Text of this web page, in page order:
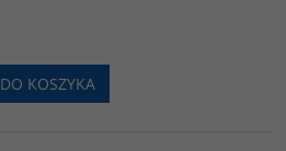
DO KOSZYKA